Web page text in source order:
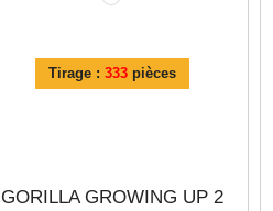
Tirage : 333pièces
GORILLA GROWING UP 2